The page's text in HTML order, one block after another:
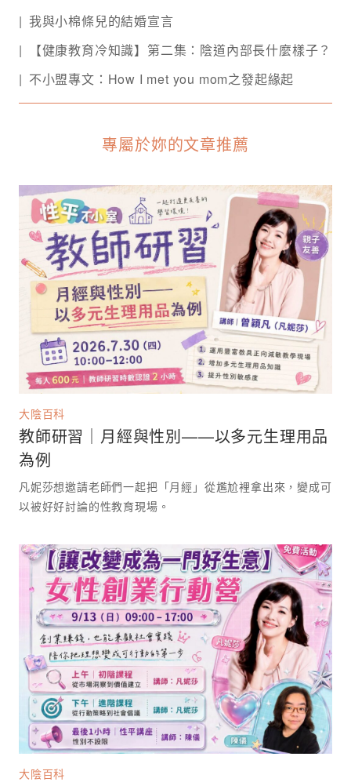
我與小棉條兒的結婚宣言
【健康教育冷知識】第二集：陰道內部長什麼樣子？
不小盟專文：How I met you mom之發起緣起
專屬於妳的文章推薦
大陰百科
教師研習｜月經與性別——以多元生理用品
為例
凡妮莎想邀請老師們一起把「月經」從尷尬裡拿出來，變成可
大陰百科